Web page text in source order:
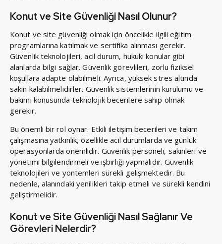
Konut ve Site Güvenliği Nasıl Olunur?
Konut ve site güvenliği olmak için öncelikle ilgili eğitim
programlarına katılmak ve sertifika alınması gerekir.
Güvenlik teknolojileri, acil durum, hukuki konular gibi
alanlarda bilgi sağlar. Güvenlik görevlileri, zorlu fiziksel
koşullara adapte olabilmeli. Ayrıca, yüksek stres altında
sakin kalabilmelidirler. Güvenlik sistemlerinin kurulumu ve
bakımı konusunda teknolojik becerilere sahip olmak
gerekir.
Bu önemli bir rol oynar. Etkili iletişim becerileri ve takım
çalışmasına yatkınlık, özellikle acil durumlarda ve günlük
operasyonlarda önemlidir. Güvenlik personeli, sakinleri ve
yönetimi bilgilendirmeli ve işbirliği yapmalıdır. Güvenlik
teknolojileri ve yöntemleri sürekli gelişmektedir. Bu
nedenle, alanındaki yenilikleri takip etmeli ve sürekli kendini
geliştirmelidir.
Konut ve Site Güvenliği Nasıl Sağlanır Ve
Görevleri Nelerdir?